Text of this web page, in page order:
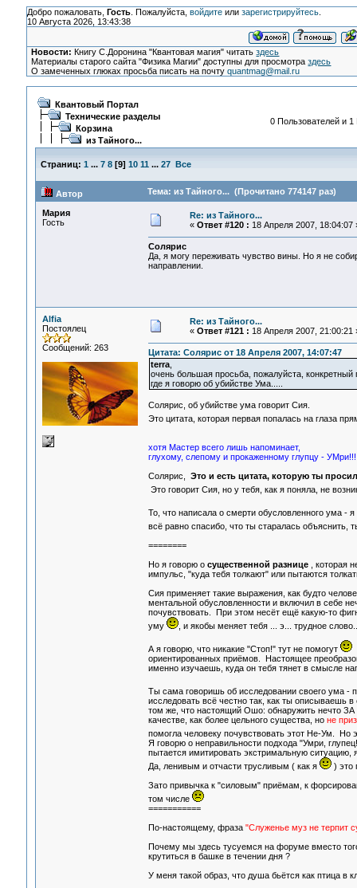
Добро пожаловать, Гость. Пожалуйста, войдитеили зарегистрируйтесь.
10 Августа 2026, 13:43:38
Новости: Книгу С.Доронина "Квантовая магия" читатьздесь
Материалы старого сайта "Физика Магии" доступны для просмотраздесь
О замеченных глюках просьба писать на почтуquantmag@mail.ru
Квантовый Портал
Технические разделы
Корзина
из Тайного...
0 Пользователей и 1
Страниц: 1 ... 7 8[9] 10 11 ... 27 Все
Автор Тема: из Тайного... (Прочитано 774147 раз)
Мария
Гость
Re: из Тайного...
« Ответ #120 : 18 Апреля 2007, 18:04:07
Солярис
Да, я могу переживать чувство вины. Но я не
направлении.
Alfia
Постоялец
Сообщений: 263
Re: из Тайного...
« Ответ #121 : 18 Апреля 2007, 21:00:21
Цитата: Солярис от 18 Апреля 2007, 14:07:47
terra,
очень большая просьба, пожалуйста, конкретный
где я говорю об убийстве Ума.....
Солярис, об убийстве ума говорит Сия.
Это цитата, которая первая попалась на глаза
хотя Мастер всего лишь напоминает,
глухому, слепому и прокаженному глупцу - УМри!!!
Солярис, Это и есть цитата, которую ты
Это говорит Сия, но у тебя, как я поняла, не
То, что написала о смерти обусловленного ума -
всё равно спасибо, что ты старалась
========
Но я говорю о существенной разнице
, которая
импульс, "куда тебя толкают" или пытаются
Сия применяет такие выражения, как будто
ментальной обусловленности и включил в себе
почувствовать. При этом несёт ещё какую-то
уму
, и якобы меняет тебя ... э... трудное
А я говорю, что никакие "Стоп!" тут не помогут
ориентированных приёмов. Настоящее
именно изучаешь, куда он тебя тянет в смысле
Ты сама говоришь об исследовании своего ума -
исследовать всё честно так, как ты описываешь
том же, что настоящий Ошо: обнаружить нечто
качестве, как более цельного существа, но не
помогла человеку почувствовать этот Не-Ум. Но
Я говорю о неправильности подхода "Умри,
пытается имитировать экстримальную ситуацию,
Да, ленивым и отчасти трусливым ( как я
) это
Зато привычка к "силовым" приёмам, к
том числе
===========
По-настоящему, фраза "Служенье муз не терпит
Почему мы здесь тусуемся на форуме вместо
крутиться в башке в течении дня ?
У меня такой образ, что душа бьётся как птица в